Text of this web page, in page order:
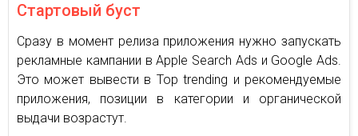
Стартовый буст
Сразу в момент релиза приложения нужно запускать
рекламные кампании в Apple Search Ads и Google Ads.
Это может вывести в Top trending и рекомендуемые
приложения, позиции в категории и органической
выдачи возрастут.